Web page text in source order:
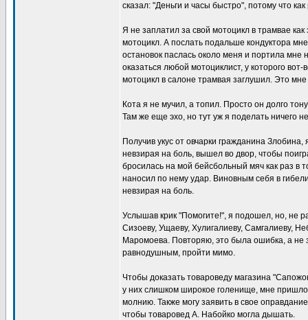
сказал: "Деньги и часы быстро", потому что
Я не заплатил за свой мотоцикл в трамвае
мотоцикл. А послать подальше кондуктора
остановок паслась около меня и портила мне
оказаться любой мотоциклист, у которого
мотоцикл в салоне трамвая заглушил. Это
Кота я не мучил, а топил. Просто он долго
Там же еще эхо, но тут уж я поделать ничего
Получив укус от овчарки гражданина
невзирая на боль, вышел во двор, чтобы
бросилась на мой бейсбольный мяч как раз в
наносил по нему удар. Виновным себя в
невзирая на боль.
Услышав крик "Помогите!", я подошел, но, не
Сизоеву, Ущаеву, Хулигалиеву, Самгалиеву,
Маромоева. Повторяю, это была ошибка, а не
равнодушным, пройти мимо.
Чтобы доказать товароведу магазина
у них слишком широкое голенище, мне
молнию. Также могу заявить в свое
чтобы товаровед А. Hабойко могла дышать.